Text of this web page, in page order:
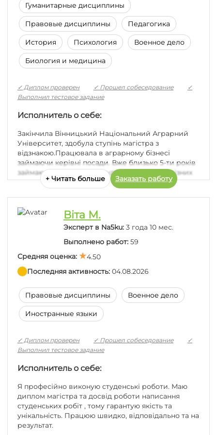
Робота виконана чудово, я задоволена!!
Гуманитарные дисциплины
Правовые дисциплины Педагогика
История Психология Военное дело
Биология и медицина
✓ Диплом проверен ✓ Прошел собеседование
✓
Выполнил тестовое задание
Исполнитель о себе:
Закінчила Вінницький Національний Аграрний
Університет, здобула ступінь магістра з
відзнакою.Працювала в аграрному бізнесі
займаючи керівні посади. Вже близько 5-ти років
займаюсь написанням студентських робіт різних
рівнів складності. Маю творчі нахили тому писати
відповідальності та перфекціонізму це риси, які я
використовую в будь-якій справі за яку беруся.
Последние отзывы:
Дуже вдячна, робота виконана швидко,все
професійно та надійно.
Отлично
роботу. Завдання виконано відповідально, з
дотриманням установлених вимог та у погоджені
строки. Зміст роботи свідчить про високий рівень
професійної підготовки виконавця. Задоволена
співпрацею. Дякую.
+ Читать больше Заказать работу
Віта М.
Эксперт в Na5ku: 3 года 10 мес.
Выполнено работ: 59
Средняя оценка:
4.50
Последняя активность: 04.08.2026
Правовые дисциплины Военное дело
Иностранные языки
✓ Диплом проверен ✓ Прошел собеседование
✓
Выполнил тестовое задание
Исполнитель о себе:
Я професійно виконую студенські роботи. Маю
диплом магістра та досвід роботи написання
студенських робіт , тому гарантую якість та
унікальність. Працюю швидко, відповідально та на
результат.